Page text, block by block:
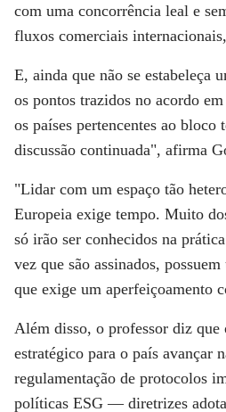
com uma concorrência leal e
fluxos comerciais
E, ainda que não se estabeleça
os pontos trazidos no acordo
os países pertencentes ao bloco
discussão continuada", afirma
"Lidar com um espaço tão
Europeia exige tempo. Muito
só irão ser conhecidos na
vez que são assinados,
que exige um aperfeiçoamento
Além disso, o professor diz que
estratégico para o país avançar
regulamentação de protocolos
políticas ESG — diretrizes